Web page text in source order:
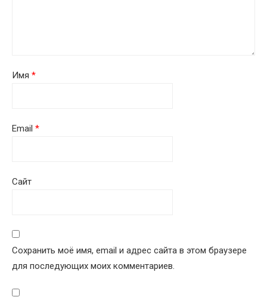
Имя *
Email *
Сайт
Сохранить моё имя, email и адрес сайта в этом браузере
для последующих моих комментариев.